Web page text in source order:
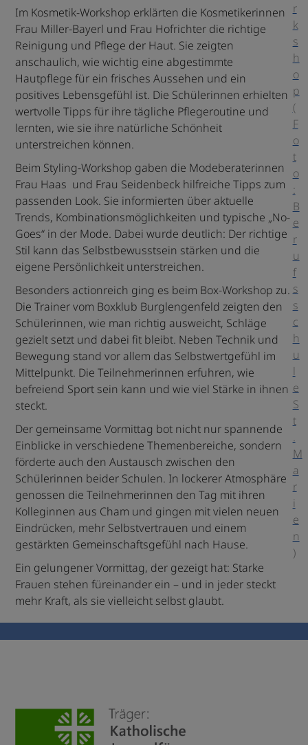
Im Kosmetik-Workshop erklärten die Kosmetikerinnen
Frau Miller-Bayerl und Frau Hofrichter die richtige
Reinigung und Pflege der Haut. Sie zeigten
anschaulich, wie wichtig eine abgestimmte
Hautpflege für ein frisches Aussehen und ein
positives Lebensgefühl ist. Die Schülerinnen erhielten
wertvolle Tipps für ihre tägliche Pflegeroutine und
lernten, wie sie ihre natürliche Schönheit
unterstreichen können.
Beim Styling-Workshop gaben die Modeberaterinnen
Frau Haas und Frau Seidenbeck hilfreiche Tipps zum
passenden Look. Sie informierten über aktuelle
Trends, Kombinationsmöglichkeiten und typische „No-
Goes“ in der Mode. Dabei wurde deutlich: Der richtige
Stil kann das Selbstbewusstsein stärken und die
eigene Persönlichkeit unterstreichen.
Besonders actionreich ging es beim Box-Workshop zu.
Die Trainer vom Boxklub Burglengenfeld zeigten den
Schülerinnen, wie man richtig ausweicht, Schläge
gezielt setzt und dabei fit bleibt. Neben Technik und
Bewegung stand vor allem das Selbstwertgefühl im
Mittelpunkt. Die Teilnehmerinnen erfuhren, wie
befreiend Sport sein kann und wie viel Stärke in ihnen
steckt.
Der gemeinsame Vormittag bot nicht nur spannende
Einblicke in verschiedene Themenbereiche, sondern
förderte auch den Austausch zwischen den
Schülerinnen beider Schulen. In lockerer Atmosphäre
genossen die Teilnehmerinnen den Tag mit ihren
Kolleginnen aus Cham und gingen mit vielen neuen
Eindrücken, mehr Selbstvertrauen und einem
gestärkten Gemeinschaftsgefühl nach Hause.
Ein gelungener Vormittag, der gezeigt hat: Starke
Frauen stehen füreinander ein – und in jeder steckt
mehr Kraft, als sie vielleicht selbst glaubt.
r
k
s
h
o
p
(
F
o
t
o
:
B
e
r
u
f
s
s
c
h
u
l
e
S
t
.
M
a
r
i
e
n
)